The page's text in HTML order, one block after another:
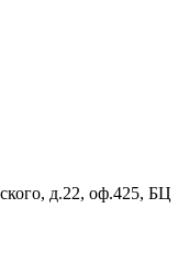
д.22, оф.425, БЦ